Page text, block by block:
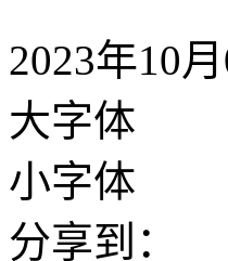
2023年10
大字体
小字体
分享到：